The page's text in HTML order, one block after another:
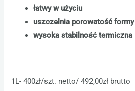
łatwy w użyciu
uszczelnia porowatość formy
wysoka stabilność termiczna
1L- 400zł/szt. netto/ 492,00zł brutto